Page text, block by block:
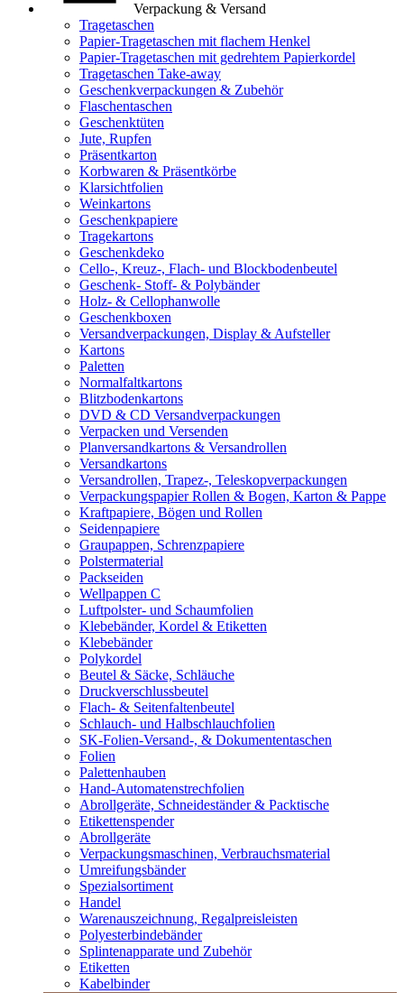
Verpackung & Versand
Tragetaschen
Papier-Tragetaschen mit flachem Henkel
Papier-Tragetaschen mit gedrehtem Papierkordel
Tragetaschen Take-away
Geschenkverpackungen & Zubehör
Flaschentaschen
Geschenktüten
Jute, Rupfen
Präsentkarton
Korbwaren & Präsentkörbe
Klarsichtfolien
Weinkartons
Geschenkpapiere
Tragekartons
Geschenkdeko
Cello-, Kreuz-, Flach- und Blockbodenbeutel
Geschenk- Stoff- & Polybänder
Holz- & Cellophanwolle
Geschenkboxen
Versandverpackungen, Display & Aufsteller
Kartons
Paletten
Normalfaltkartons
Blitzbodenkartons
DVD & CD Versandverpackungen
Verpacken und Versenden
Planversandkartons & Versandrollen
Versandkartons
Versandrollen, Trapez-, Teleskopverpackungen
Verpackungspapier Rollen & Bogen, Karton & Pappe
Kraftpapiere, Bögen und Rollen
Seidenpapiere
Graupappen, Schrenzpapiere
Polstermaterial
Packseiden
Wellpappen C
Luftpolster- und Schaumfolien
Klebebänder, Kordel & Etiketten
Klebebänder
Polykordel
Beutel & Säcke, Schläuche
Druckverschlussbeutel
Flach- & Seitenfaltenbeutel
Schlauch- und Halbschlauchfolien
SK-Folien-Versand-, & Dokumententaschen
Folien
Palettenhauben
Hand-Automatenstrechfolien
Abrollgeräte, Schneideständer & Packtische
Etikettenspender
Abrollgeräte
Verpackungsmaschinen, Verbrauchsmaterial
Umreifungsbänder
Spezialsortiment
Handel
Warenauszeichnung, Regalpreisleisten
Polyesterbindebänder
Splintenapparate und Zubehör
Etiketten
Kabelbinder